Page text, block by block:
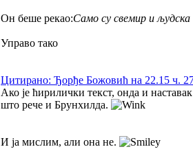
Он беше рекао:Само су свемир и
Управо тако
Цитирано: Ђорђе Божовић на 22.15 ч.
Ако је ћирилички текст, онда и
што рече и Брунхилда.
И ја мислим, али она не.